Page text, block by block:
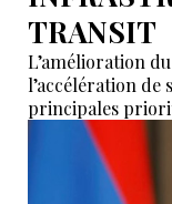
TRANSIT
L’amélioration
l’accélération
principales